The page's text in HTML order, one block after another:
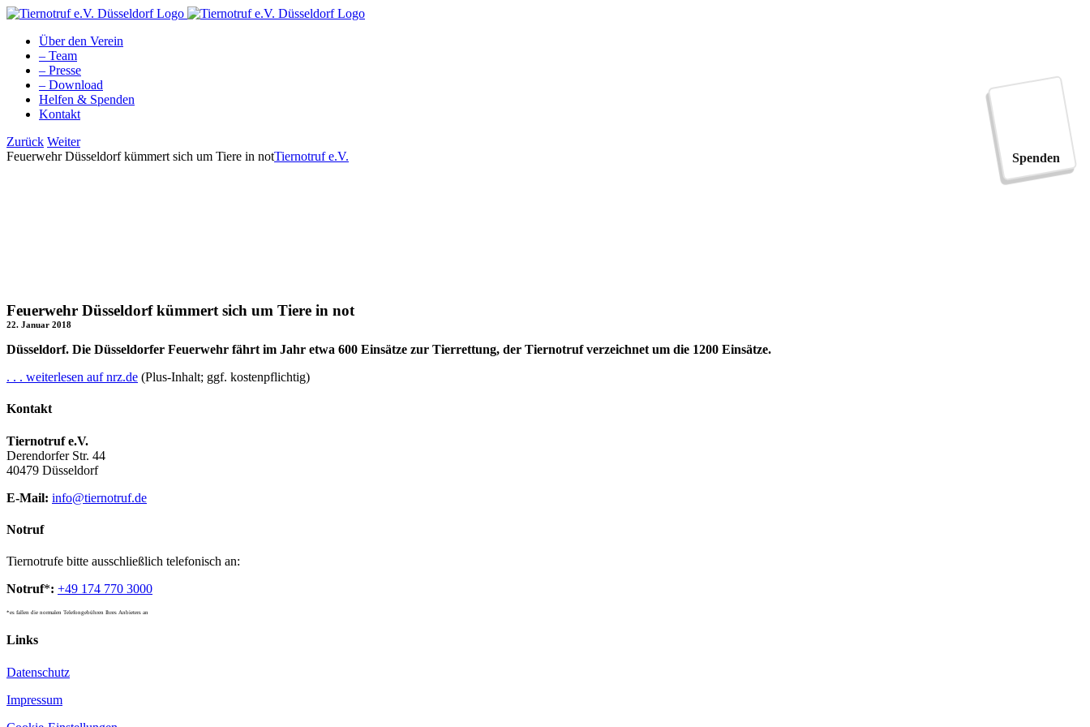
Zum
springenÜber den Verein
– Team
– Presse
– Download
Helfen & Spenden
Kontakt
Facebook
YouTube
Instagram
Tiktok
Zurück Weiter
Feuerwehr Düsseldorf kümmert sich um Tiere in notTiernotruf e.V.
Feuerwehr Düsseldorf kümmert sich um Tiere in not
22. Januar 2018
Düsseldorf. Die Düsseldorfer Feuerwehr fährt im Jahr etwa 600 Einsätze zur Tierrettung, der Tiernotruf verzeichnet um die 1200 Einsätze.
. . . weiterlesen auf nrz.de (Plus-Inhalt; ggf. kostenpflichtig)
Kontakt
Tiernotruf e.V.
Derendorfer Str. 44
40479 Düsseldorf
E-Mail: info@tiernotruf.de
Notruf
Tiernotrufe bitte ausschließlich telefonisch an:
Notruf*: +49 174 770 3000
*es fallen die normalen Telefongebühren Ihres Anbieters an
Links
Datenschutz
Impressum
Spenden